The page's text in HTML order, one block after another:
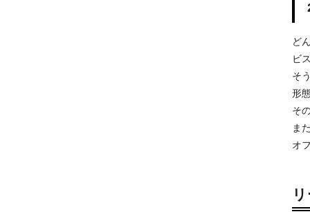
ど
ビ
そ
形
そ
ま
オ